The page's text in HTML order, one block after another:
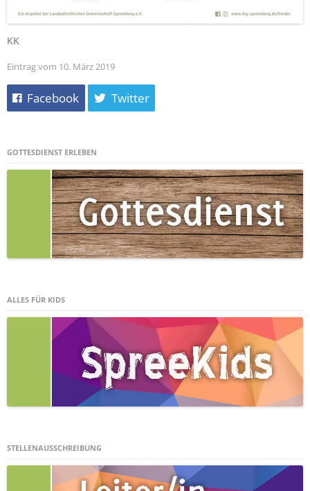
KK
Eintrag vom 10. März 2019
Facebook Twitter
GOTTESDIENST ERLEBEN
ALLES FÜR KIDS
STELLENAUSSCHREIBUNG